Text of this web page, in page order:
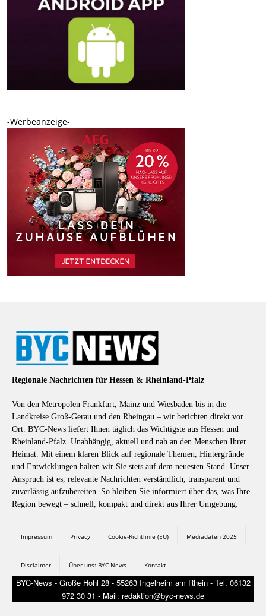
-Werbeanzeige-
Regionale Nachrichten für Hessen & Rheinland-Pfalz
Von den Metropolen Frankfurt, Mainz und Wiesbaden bis in die
Landkreise Groß-Gerau und den Rheingau – wir berichten direkt vor
Ort. BYC-News liefert Ihnen täglich das Wichtigste aus Hessen und
Rheinland-Pfalz. Unabhängig, aktuell und nah an den Menschen Ihrer
Heimat. Mit einem klaren Blick auf regionale Themen, Hintergründe
und Entwicklungen halten wir Sie stets auf dem neuesten Stand. Unser
Anspruch ist es, relevante Nachrichten verständlich, transparent und
zuverlässig aufzubereiten. So bleiben Sie informiert über das, was Ihre
Region bewegt – schnell, kompakt und direkt aus Ihrer Umgebung.
Impressum Privacy Cookie-Richtlinie (EU) Mediadaten 2025
Disclaimer Über uns: BYC-News Kontakt
BYC-News - Große Hohl 28 - 55263 Ingelheim am Rhein - Tel. 06132
972 30 31 - Mail: redaktion@byc-news.de